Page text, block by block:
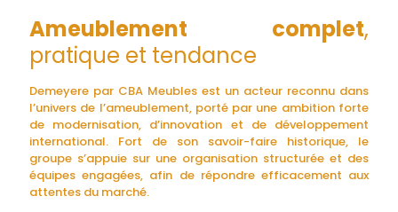
Ameublement complet,
pratique et tendance
Demeyere par CBA Meubles est un acteur reconnu dans
l’univers de l’ameublement, porté par une ambition forte
de modernisation, d’innovation et de développement
international. Fort de son savoir-faire historique, le
groupe s’appuie sur une organisation structurée et des
équipes engagées, afin de répondre efficacement aux
attentes du marché.